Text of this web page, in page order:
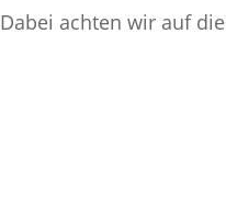
achten wir auf die